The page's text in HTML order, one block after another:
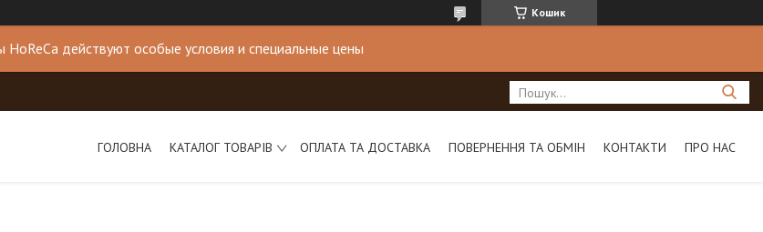
Кошик
HoReCa действуют особые условия и специальные цены
ГОЛОВНА КАТАЛОГ ТОВАРІВ ОПЛАТА ТА ДОСТАВКА ПОВЕРНЕННЯ ТА ОБМІН КОНТАКТИ ПРО НАС